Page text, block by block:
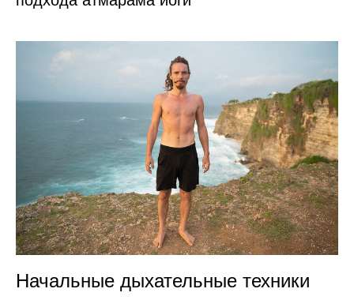
Начальные дыхательные техники